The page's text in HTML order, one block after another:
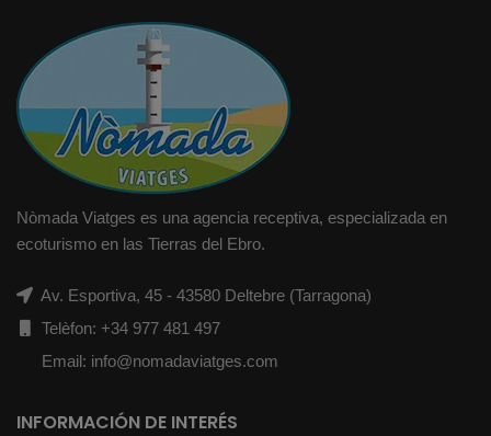
Nòmada Viatges es una agencia receptiva, especializada en
ecoturismo en las Tierras del Ebro.
Av. Esportiva, 45 - 43580 Deltebre (Tarragona)
Telèfon: +34 977 481 497
Email: info@nomadaviatges.com
INFORMACIÓN DE INTERÉS